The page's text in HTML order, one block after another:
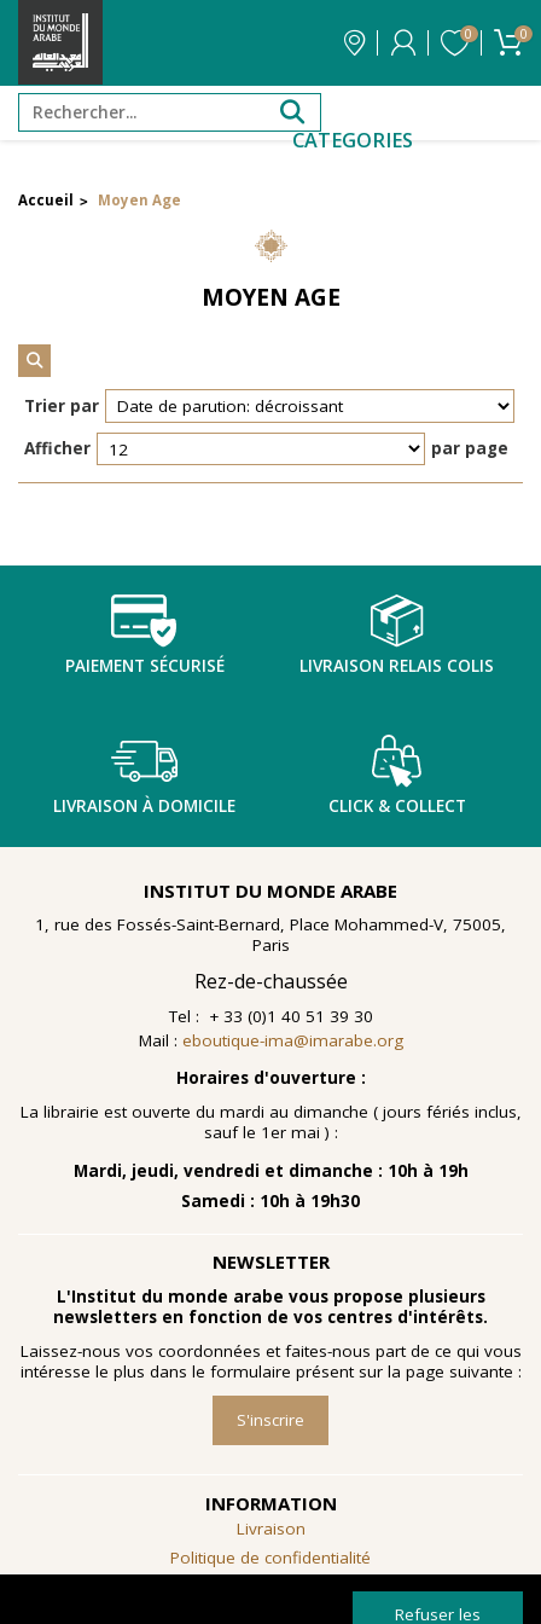
0 0
CATEGORIES
Filtrer par attribut
Réinitialiser les filtres
TENTER L'ART POUR SOIGNER
En 2021, le musée de l'IMA reçoit une généreuse donation
: un ensemble d'archives, de céramiques peintes et de
nombreuses planches dessinées à la gouache, exécutées
à la fin des année 1960 au cours d'ateliers de
menés à l'hôpital psychiatrique de Blida-
emblématique de Frantz Fanon.
Accueil > Moyen Age
MOYEN AGE
Trier par
Afficher
par page
PAIEMENT SÉCURISÉ LIVRAISON RELAIS COLIS
LIVRAISON À DOMICILE CLICK & COLLECT
INSTITUT DU MONDE ARABE
1, rue des Fossés-Saint-Bernard, Place Mohammed-V, 75005,
Paris
Rez-de-chaussée
Tel : + 33 (0)1 40 51 39 30
Mail : eboutique-ima@imarabe.org
Horaires d'ouverture :
La librairie est ouverte du mardi au dimanche ( jours fériés inclus,
sauf le 1er mai ) :
Mardi, jeudi, vendredi et dimanche : 10h à 19h
Samedi : 10h à 19h30
NEWSLETTER
L'Institut du monde arabe vous propose plusieurs
newsletters en fonction de vos centres d'intérêts.
Laissez-nous vos coordonnées et faites-nous part de ce qui vous
intéresse le plus dans le formulaire présent sur la page suivante :
S'inscrire
INFORMATION
Livraison
Politique de confidentialité
Refuser les